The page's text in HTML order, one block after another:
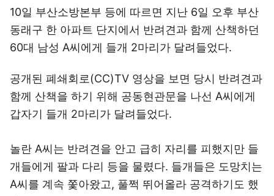
10일 부산소방본부 등에 따르면 지난 6일 오후 부산
동래구 한 아파트 단지에서 반려견과 함께 산책하던
60대 남성 A씨에게 들개 2마리가 달려들었다.
공개된 폐쇄회로(CC)TV 영상을 보면 당시 반려견과
함께 산책을 하기 위해 공동현관문을 나선 A씨에게
갑자기 들개 2마리가 달려들었다.
놀란 A씨는 반려견을 안고 급히 자리를 피했지만 들
개들에게 팔과 다리 등을 물렸다. 들개들은 도망치는
A씨를 계속 쫓아왔고, 풀쩍 뛰어올라 공격하기도 했